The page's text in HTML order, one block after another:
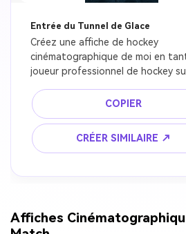
Entrée du Tunnel de Glace
Créez une affiche de hockey
cinématographique de moi en
joueur professionnel de hockey
gelée avant la mise au jeu,
complet, expression intense,
bleu froid, brouillard de glace
composition éditoriale sportive
COPIER
CRÉER SIMILAIRE ↗
Affiches